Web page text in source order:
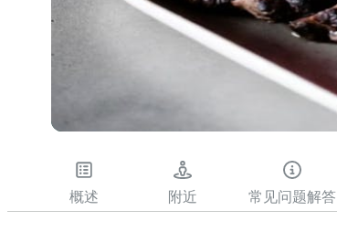
概述 附近 常见问题解答